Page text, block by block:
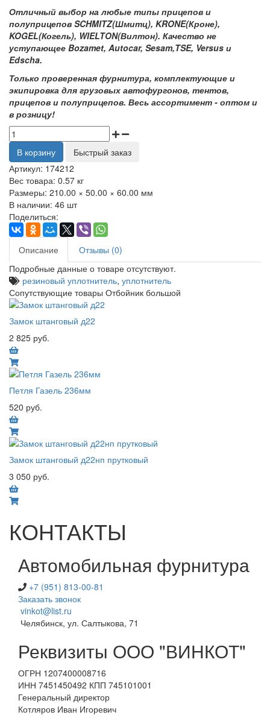
Отличный выбор на любые типы прицепов и
полуприцепов SCHMITZ(Шмитц), KRONE(Кроне),
KOGEL(Когель), WIELTON(Вилтон). Качество не
уступающее Bozamet, Autocar, Sesam,TSE, Versus и
Edscha.
Только проверенная фурнитура, комплектующие и
экипировка для грузовых автофургонов, тентов,
прицепов и полуприцепов. Весь ассортимент - оптом и
в розницу!
В корзину
Быстрый заказ
Артикул: 174212
Вес товара: 0.57 кг
Размеры: 210.00 × 50.00 × 60.00 мм
В наличии: 46 шт
Поделиться:
Описание
Отзывы (0)
Подробные данные о товаре отсутствуют.
резиновый уплотнитель, уплотнитель
Сопутствующие товары Отбойник большой
Замок штанговый д22
2 825 руб.
Петля Газель 236мм
520 руб.
Замок штанговый д22нп прутковый
3 050 руб.
КОНТАКТЫ
Автомобильная фурнитура
+7 (951) 813-00-81
Заказать звонок
vinkot@list.ru
Челябинск, ул. Салтыкова, 71
Реквизиты ООО "ВИНКОТ"
ОГРН 1207400008716
ИНН 7451450492 КПП 745101001
Генеральный директор
Котляров Иван Игоревич